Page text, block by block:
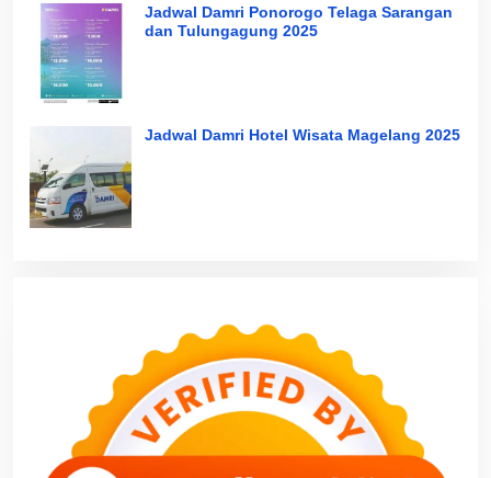
Jadwal Damri Ponorogo Telaga Sarangan
dan Tulungagung 2025
Jadwal Damri Hotel Wisata Magelang 2025